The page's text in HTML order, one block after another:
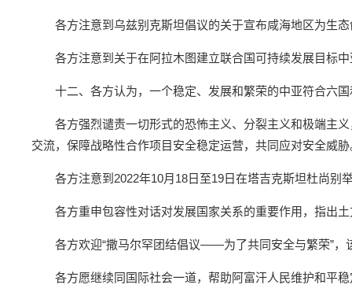
各方注意到乌兹别克斯坦倡议的关于宣布咸海地区为生
各方注意到关于在阿拉木图建立联合国可持续发展目标
十二、各方认为，一个稳定、发展和繁荣的中亚符合六
各方强烈谴责一切形式的恐怖主义、分裂主义和极端主
交流，保障战略性合作项目安全稳定运营，共同应对安全威胁
各方注意到2022年10月18日至19日在塔吉克斯坦杜尚别
各方重申包容性对话对发展国家关系的重要作用，指出
各方欢迎“撒马尔罕团结倡议——为了共同安全与繁荣”，
各方愿继续同国际社会一道，帮助阿富汗人民维护和平